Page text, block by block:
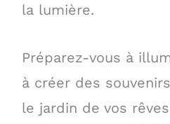
la lumière.
Préparez-vous à
à créer des
le jardin de vos